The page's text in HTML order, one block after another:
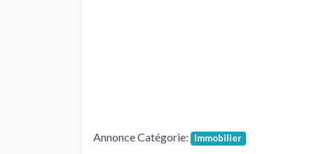
Annonce Catégorie: Immobilier